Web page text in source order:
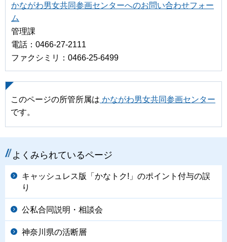
かながわ男女共同参画センターへのお問い合わせフォー
ム
管理課
電話：0466-27-2111
ファクシミリ：0466-25-6499
このページの所管所属は かながわ男女共同参画センター
です。
よくみられているページ
キャッシュレス版「かなトク!」のポイント付与の誤
り
公私合同説明・相談会
神奈川県の活断層